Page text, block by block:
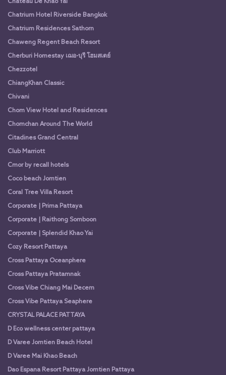
Chatrium Hotel Riverside Bangkok
Chatrium Residences Sathorn
Chaweng Regent Beach Resort
Cherburi Homestay เฌอ-บุรี โฮมสเตย์
Chezzotel
ChiangKhan Classic
Chivani
Chom View Hotel and Residences
Chomchan Around The World
Citadines Grand Central
Club Marriott
Cmor by recall hotels
Coco beach Jomtien
Coral Tree Villa Resort
Corporate | Prima Pattaya
Corporate | Raithong Somboon
Corporate | Splendid Khao Yai
Cozy Resort Pattaya
Cross Pattaya Oceanphere
Cross Pattaya Pratamnak
Cross Vibe Chiang Mai Decem
Cross Vibe Pattaya Seaphere
CRYSTAL PALACE PATTAYA
D Eco wellness center pattaya
D Varee Jomtien Beach Hotel
D Varee Mai Khao Beach
Dao Espana Resort Pattaya Jomtien Pattaya